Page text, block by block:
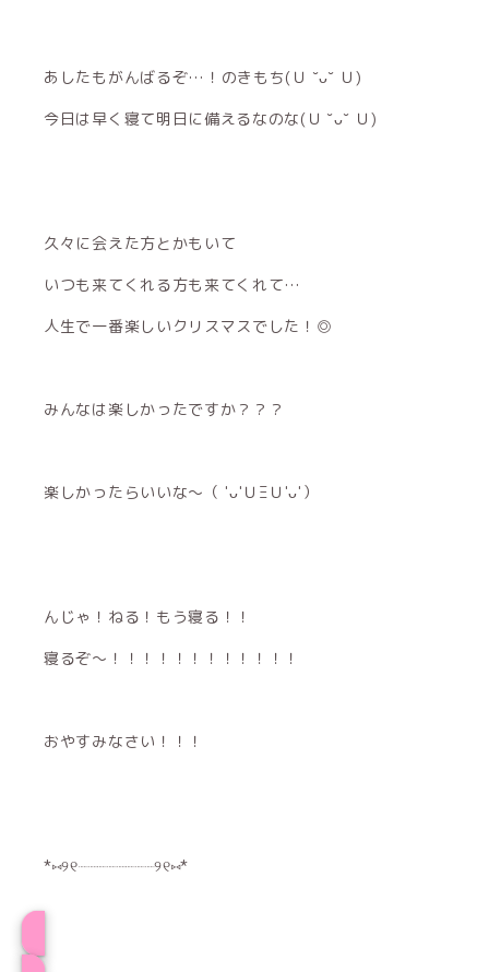
あしたもがんばるぞ…！のきもち(Ｕ ˘ᴗ˘ Ｕ)
今日は早く寝て明日に備えるなのな(Ｕ ˘ᴗ˘ Ｕ)
久々に会えた方とかもいて
いつも来てくれる方も来てくれて…
人生で一番楽しいクリスマスでした！◎
みんなは楽しかったですか？？？
楽しかったらいいな〜（ 'ᴗ'ＵΞＵ'ᴗ'）
んじゃ！ねる！もう寝る！！
寝るぞ〜！！！！！！！！！！！！
おやすみなさい！！！
*⑅︎୨୧┈︎┈︎┈︎┈︎┈︎┈︎┈︎┈︎୨୧⑅︎*